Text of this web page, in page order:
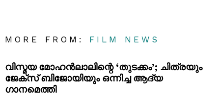
MORE FROM: FILM NEWS
വിസ്മയ മോഹൻലാലിന്റെ ‘തുടക്കം’; ചിത്രയും
ജേക്സ് ബിജോയിയും ഒന്നിച്ച ആദ്യ
ഗാനമെത്തി